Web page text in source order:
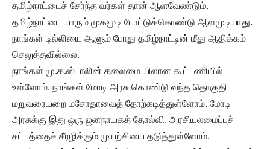
தமிழ்நாட்டைச் சேர்ந்த வர்கள் தான் ஆளவேண்டும்.
தமிழ்நாட்டை யாரும் முகமூடி போட்டுக்கொண்டு ஆளமுடியாது.
நாங்கள் டில்லியை ஆளும் போது தமிழ்நாட்டின் மீது ஆதிக்கம்
செலுத்தவில்லை.
நாங்கள் மு.க.ஸ்டாலின் தலைமை யிலான கூட்டணியில்
உள்ளோம். நாங்கள் மோடி அரசு கொண்டு வந்த தொகுதி
மறுவரையறை மசோதாவைத் தோற்கடித்துள்ளோம். மோடி
அரசுக்கு இது ஒரு ஜனநாயகத் தோல்வி. அரசியலமைப்புச்
சட்டத்தைச் சீரழிக்கும் முயற்சியை தடுத்துள்ளோம்.